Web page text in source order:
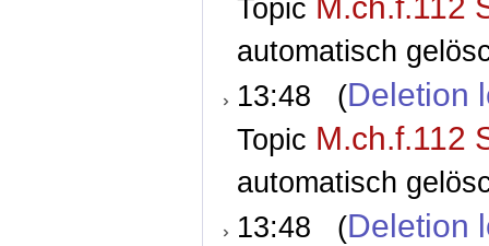
Topic
automatisch
13:48 (Deletion
Topic M.ch.f.112
automatisch
13:48 (Deletion